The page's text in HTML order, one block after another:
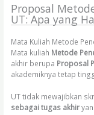
Proposal
UT: Apa yang
Mata Kuliah Metode
Mata kuliah Metode
akhir berupa Proposal
akademiknya tetap
UT tidak mewajibkan
sebagai tugas akhir